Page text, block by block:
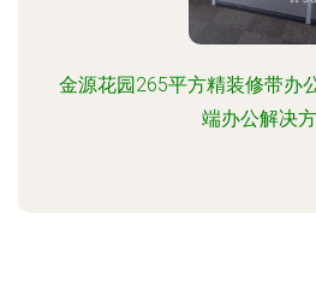
金源花园265平方精装修带办
端办公解决